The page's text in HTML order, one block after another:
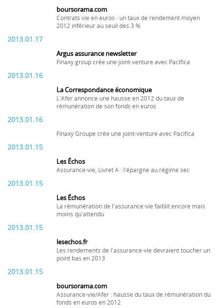
boursorama.com
Contrats vie en euros : un taux de rendement moyen
2012 inférieur au seuil des 3 %
2013.01.17
Argus assurance newsletter
Finaxy group crée une joint-venture avec Pacifica
2013.01.16
La Correspondance économique
L'Afer annonce une hausse en 2012 du taux de
rémunération de son fonds en euros
2013.01.16
Finaxy Groupe crée une joint-venture avec Pacifica
2013.01.15
Les Échos
Assurance-vie, Livret A : l'épargne au régime sec
2013.01.15
Les Échos
La rémunération de l'assurance-vie faiblit encore mais
moins qu'attendu
2013.01.15
lesechos.fr
Les rendements de l'assurance-vie devraient toucher un
point bas en 2013
2013.01.15
boursorama.com
Assurance-vie/Afer : hausse du taux de rémunération du
fonds en euros en 2012